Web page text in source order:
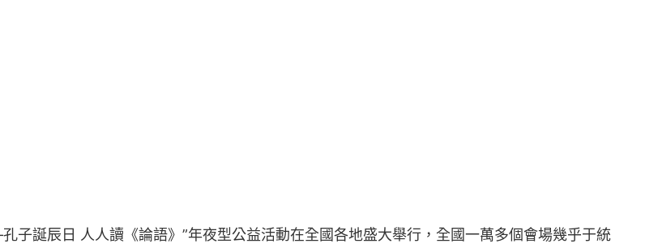
誕辰日 人人讀《論語》”年夜型公益活動在全國各地盛大舉行，全國一萬多個會場幾乎于統